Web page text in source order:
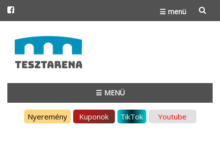
☰ menü
to
content
☰ MENÜ
Nyeremény Kuponok TikTok Youtube